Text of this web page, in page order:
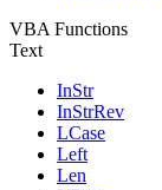
VBA Functions
Text
InStr
InStrRev
LCase
Left
Len